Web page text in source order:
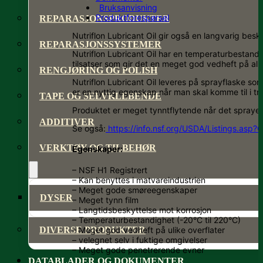
REPARASJONSPRODUKTER
REPARASJONSSYSTEMER
RENGJØRING OG POLISH
TAPE OG SELVKLEBENDE
ADDITIVER
VERKTØY OG TILBEHØR
DYSER
DIVERSE PRODUKTER
Bruksanvisning
Produktforespørsel
Nutriflon Lubricant Oil gir også en langvarig
Nutriflon Lubricant Oil har en
tilsatser som gir det en meget god vedheft på
Nutriflon Lubricant Oil leveres på sprayflaske
er en nyttig egenskap når man skal komme til i
Produktet er meget tynntflytende når det
Se også: https://info.nsf.org/USDA/
Egenskaper:
– NSF H1 Registrert
– Kan benyttes i matvareindustrien
– Meget gode smøreegenskaper
– Meget tynn film
– Langtidsbeskyttelse mot korrosjon
– Temperaturbestandighet (-20°C til 220°C)
– Meget god vedheft på ulike overflater
– velegnet selv i fuktige omgivelser
– Meget gode penetrerende evner